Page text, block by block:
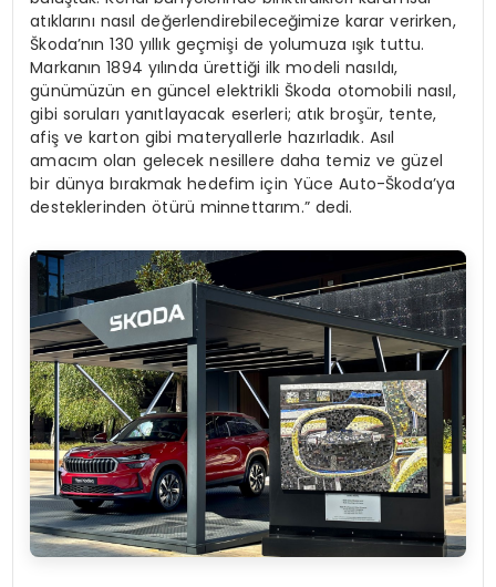
atıklarını nasıl değerlendirebileceğimize karar verirken,
Škoda’nın 130 yıllık geçmişi de yolumuza ışık tuttu.
Markanın 1894 yılında ürettiği ilk modeli nasıldı,
günümüzün en güncel elektrikli Škoda otomobili nasıl,
gibi soruları yanıtlayacak eserleri; atık broşür, tente,
afiş ve karton gibi materyallerle hazırladık. Asıl
amacım olan gelecek nesillere daha temiz ve güzel
bir dünya bırakmak hedefim için Yüce Auto-Škoda’ya
desteklerinden ötürü minnettarım.” dedi.